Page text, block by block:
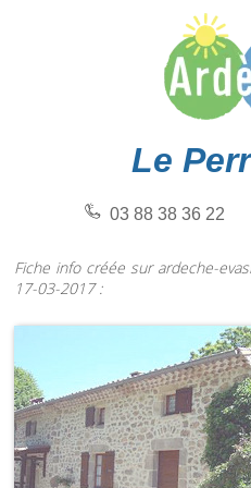
Le
03 88 38 36 22
Fiche info créée sur ardeche-
17-03-2017 :